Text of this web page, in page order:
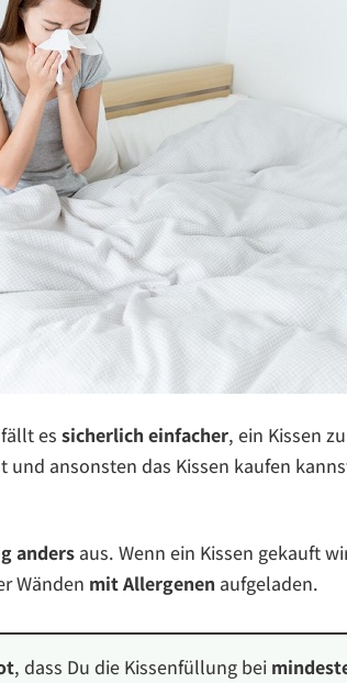
es sicherlich einfacher, ein Kissen
und ansonsten das Kissen kaufen
anders aus. Wenn ein Kissen gekauft
Wänden mit Allergenen aufgeladen.
, dass Du die Kissenfüllung bei